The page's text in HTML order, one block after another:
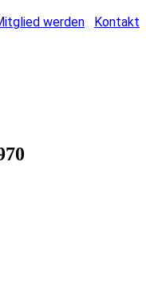
werden Kontakt